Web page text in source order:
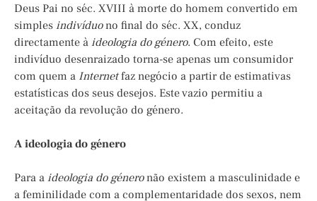
Deus Pai no séc. XVIII à morte do homem convertido em
simples indivíduono final do séc. XX, conduz
directamente à ideologia do género. Com efeito, este
indivíduo desenraizado torna-se apenas um consumidor
com quem a Internetfaz negócio a partir de estimativas
estatísticas dos seus desejos. Este vazio permitiu a
aceitação da revolução do género.
A ideologia do género
Para a ideologia do géneronão existem a masculinidade e
a feminilidade com a complementaridade dos sexos, nem